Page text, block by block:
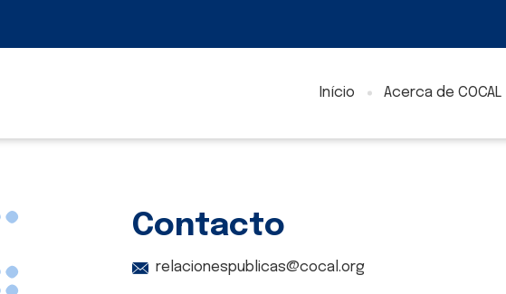
Início Acerca de COCAL
Contacto
relacionespublicas@cocal.org